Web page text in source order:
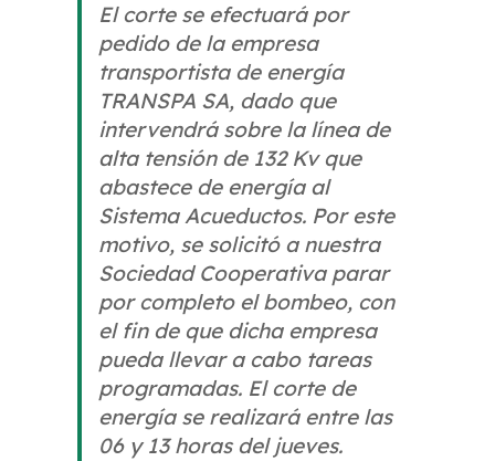
El corte se efectuará por
pedido de la empresa
transportista de energía
TRANSPA SA, dado que
intervendrá sobre la línea de
alta tensión de 132 Kv que
abastece de energía al
Sistema Acueductos. Por este
motivo, se solicitó a nuestra
Sociedad Cooperativa parar
por completo el bombeo, con
el fin de que dicha empresa
pueda llevar a cabo tareas
programadas. El corte de
energía se realizará entre las
06 y 13 horas del jueves.